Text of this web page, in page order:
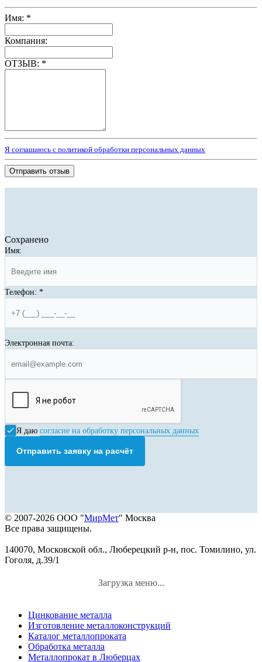
Имя: *
Компания:
ОТЗЫВ: *
Я соглашаюсь с политикой обработки персональных данных
Отправить отзыв
Сохранено
Имя:
Телефон: *
Электронная почта:
Я даю согласие на обработку персональных данных
Отправить заявку на расчёт
© 2007-2026 ООО "МирМет" Москва
Все права защищены.
140070, Московской обл., Люберецкий р-н, пос. Томилино, ул.
Гоголя, д.39/1
Загрузка меню...
Цинкование металла
Изготовление металлоконструкций
Каталог металлопроката
Обработка металла
Металлопрокат в Люберцах